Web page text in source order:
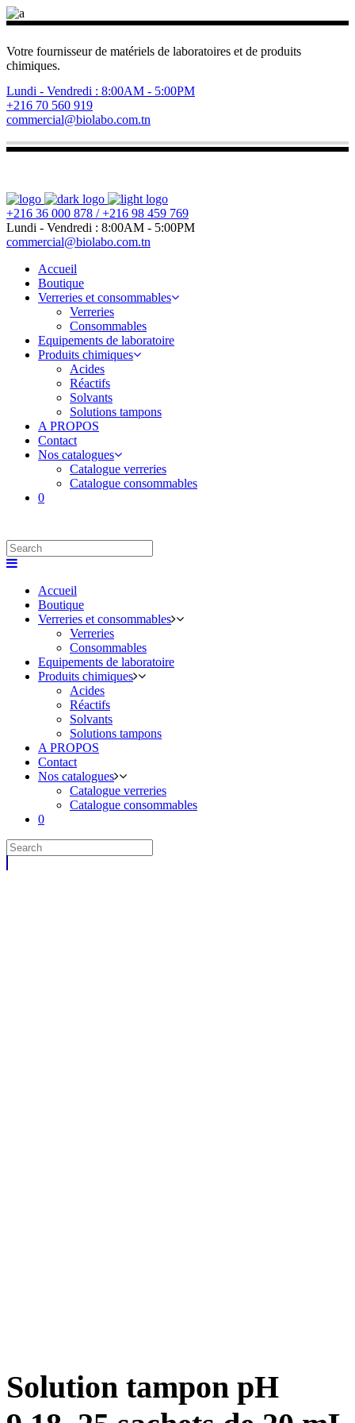
Votre fournisseur de matériels de laboratoires et de produits
chimiques.
Lundi - Vendredi : 8:00AM - 5:00PM
+216 70 560 919
commercial@biolabo.com.tn
+216 36 000 878 / +216 98 459 769
Lundi - Vendredi : 8:00AM - 5:00PM
commercial@biolabo.com.tn
Accueil
Boutique
Verreries et consommables
Verreries
Consommables
Equipements de laboratoire
Produits chimiques
Acides
Réactifs
Solvants
Solutions tampons
A PROPOS
Contact
Nos catalogues
Catalogue verreries
Catalogue consommables
0
Accueil
Boutique
Verreries et consommables
Verreries
Consommables
Equipements de laboratoire
Produits chimiques
Acides
Réactifs
Solvants
Solutions tampons
A PROPOS
Contact
Nos catalogues
Catalogue verreries
Catalogue consommables
0
Solution tampon pH